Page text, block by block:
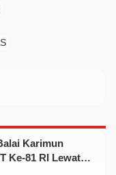
Karimun
Ke-81 RI Lewat